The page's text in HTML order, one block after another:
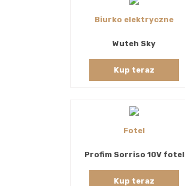
Biurko elektryczne
Wuteh Sky
Kup teraz
Fotel
Profim Sorriso 10V fotel
Kup teraz